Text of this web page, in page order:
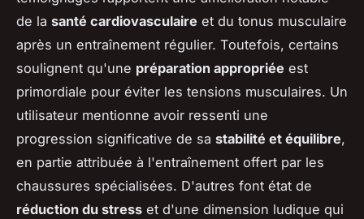
de la santé cardiovasculaire et du tonus musculaire
après un entraînement régulier. Toutefois, certains
soulignent qu'une préparation appropriée est
primordiale pour éviter les tensions musculaires. Un
utilisateur mentionne avoir ressenti une
progression significative de sa stabilité et équilibre,
en partie attribuée à l'entraînement offert par les
chaussures spécialisées. D'autres font état de
réduction du stress et d'une dimension ludique qui